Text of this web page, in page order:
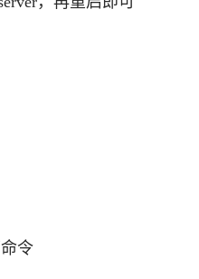
令